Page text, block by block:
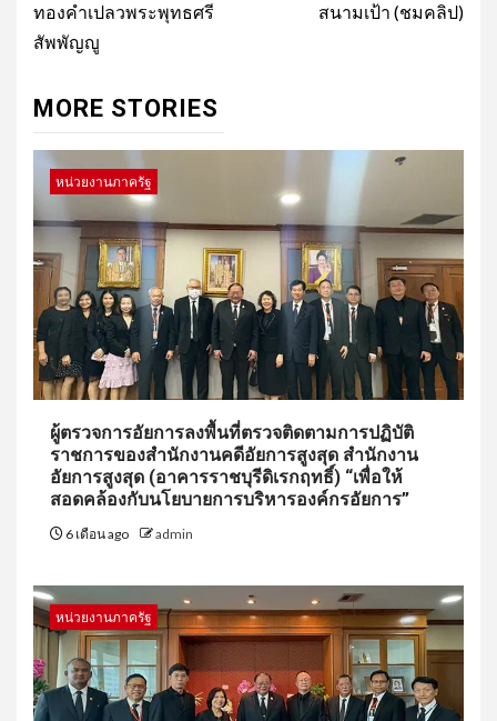
ทองคำเปลวพระพุทธศรี
สัพพัญญู
สนามเป้า (ชมคลิป)
MORE STORIES
หน่วยงานภาครัฐ
ผู้ตรวจการอัยการลงพื้นที่ตรวจติดตามการปฏิบัติ
ราชการของสำนักงานคดีอัยการสูงสุด สำนักงาน
อัยการสูงสุด (อาคารราชบุรีดิเรกฤทธิ์) “เพื่อให้
สอดคล้องกับนโยบายการบริหารองค์กรอัยการ”
6 เดือน ago admin
หน่วยงานภาครัฐ